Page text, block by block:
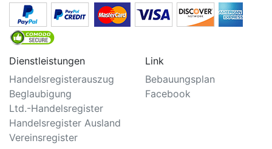
Dienstleistungen
Handelsregisterauszug
Beglaubigung
Ltd.-Handelsregister
Handelsregister Ausland
Vereinsregister
Link
Bebauungsplan
Facebook